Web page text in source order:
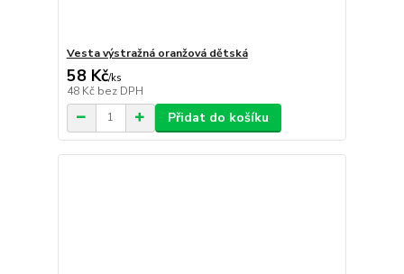
Vesta výstražná oranžová dětská
58 Kč/ks
48 Kč bez DPH
Přidat do košíku